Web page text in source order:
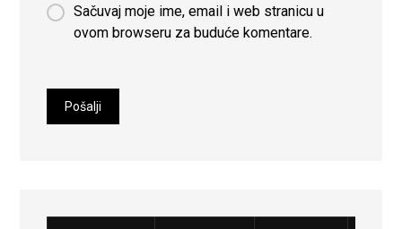
Sačuvaj moje ime, email i web stranicu u
ovom browseru za buduće komentare.